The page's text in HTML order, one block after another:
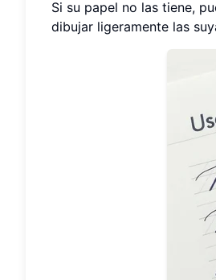
Si su papel no las tiene,
dibujar ligeramente las